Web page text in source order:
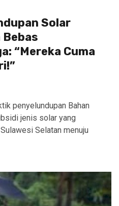
Solar
Bebas
“Mereka Cuma
penyelundupan Bahan
jenis solar yang
Selatan menuju